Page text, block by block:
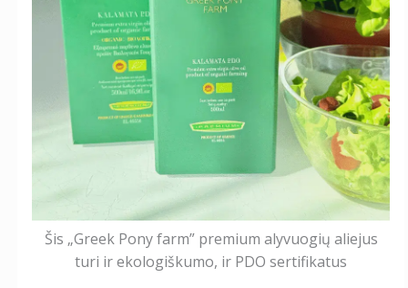
Šis „Greek Pony farm” premium alyvuogių aliejus
turi ir ekologiškumo, ir PDO sertifikatus